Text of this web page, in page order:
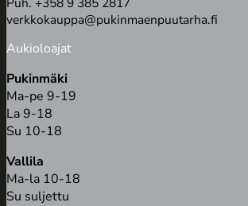
verkkokauppa@pukinmaenpuutarha.fi
Aukioloajat
Pukinmäki
Ma-pe 9-19
La 9-18
Su 10-18
Vallila
Ma-la 10-18
Su suljettu